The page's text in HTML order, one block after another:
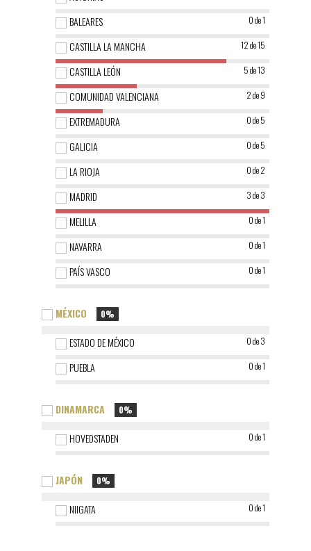
BALEARES 0 de 1
CASTILLA LA MANCHA 12 de 15
CASTILLA LEÓN 5 de 13
COMUNIDAD VALENCIANA 2 de 9
EXTREMADURA 0 de 5
GALICIA 0 de 5
LA RIOJA 0 de 2
MADRID 3 de 3
MELILLA 0 de 1
NAVARRA 0 de 1
PAÍS VASCO 0 de 1
MÉXICO 0%
ESTADO DE MÉXICO 0 de 3
PUEBLA 0 de 1
DINAMARCA 0%
HOVEDSTADEN 0 de 1
JAPÓN 0%
NIIGATA 0 de 1